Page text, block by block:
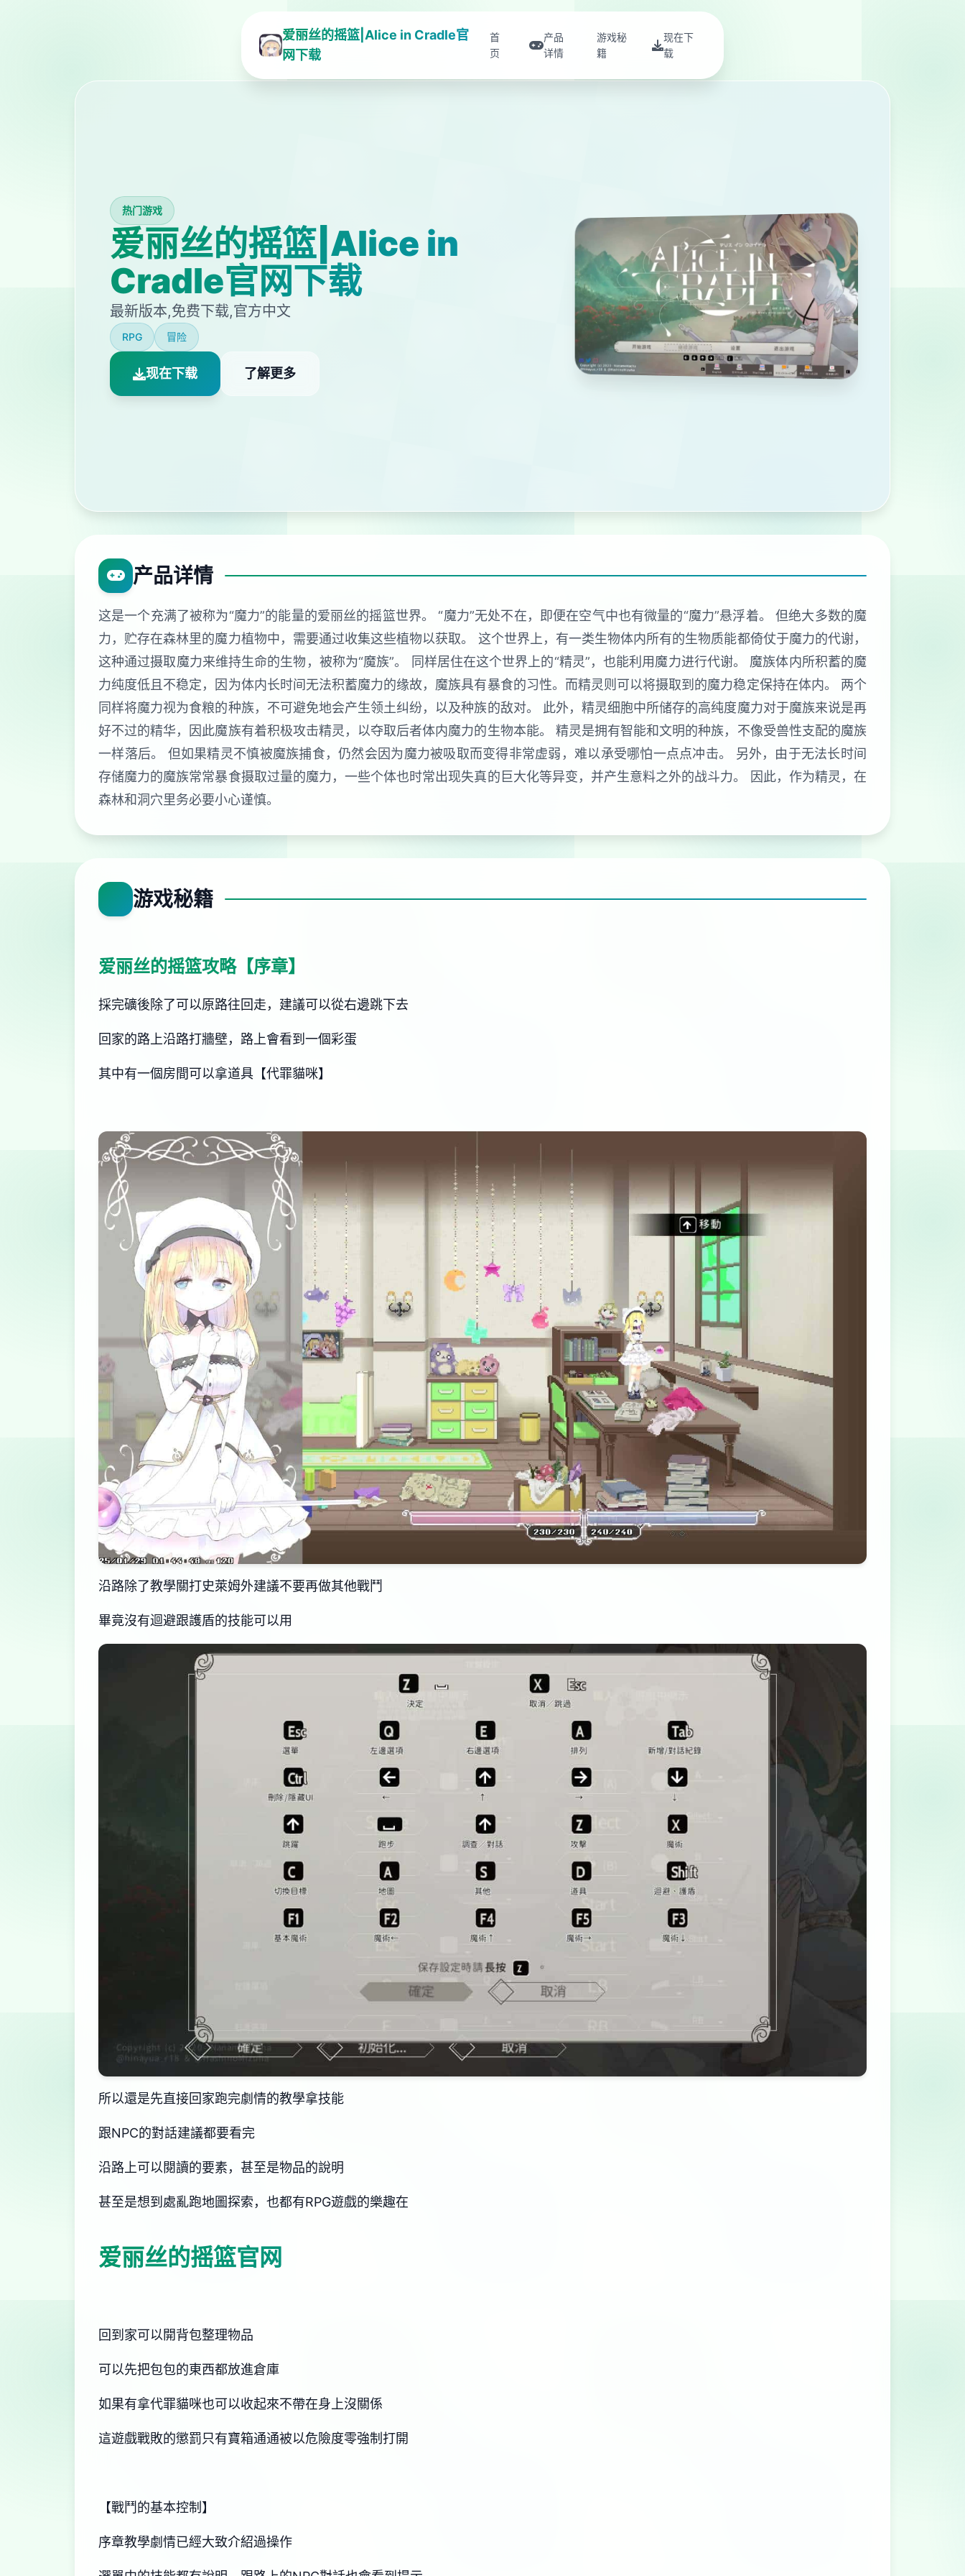
爱丽丝的摇篮|Alice in Cradle官
网下载
首
页
产品
详情
游戏秘
籍
现在下
载
热门游戏
爱丽丝的摇篮|Alice in
Cradle官网下载
最新版本,免费下载,官方中文
RPG 冒险
现在下载 了解更多
产品详情
这是一个充满了被称为“魔力”的能量的爱丽丝的摇篮世界。 “魔力”无处不在，即便在空气中也有微量的“魔力”悬浮着。 但绝大多数的魔
力，贮存在森林里的魔力植物中，需要通过收集这些植物以获取。 这个世界上，有一类生物体内所有的生物质能都倚仗于魔力的代谢，
这种通过摄取魔力来维持生命的生物，被称为“魔族”。 同样居住在这个世界上的“精灵”，也能利用魔力进行代谢。 魔族体内所积蓄的魔
力纯度低且不稳定，因为体内长时间无法积蓄魔力的缘故，魔族具有暴食的习性。而精灵则可以将摄取到的魔力稳定保持在体内。 两个
同样将魔力视为食粮的种族，不可避免地会产生领土纠纷，以及种族的敌对。 此外，精灵细胞中所储存的高纯度魔力对于魔族来说是再
好不过的精华，因此魔族有着积极攻击精灵，以夺取后者体内魔力的生物本能。 精灵是拥有智能和文明的种族，不像受兽性支配的魔族
一样落后。 但如果精灵不慎被魔族捕食，仍然会因为魔力被吸取而变得非常虚弱，难以承受哪怕一点点冲击。 另外，由于无法长时间
存储魔力的魔族常常暴食摄取过量的魔力，一些个体也时常出现失真的巨大化等异变，并产生意料之外的战斗力。 因此，作为精灵，在
森林和洞穴里务必要小心谨慎。
游戏秘籍
爱丽丝的摇篮攻略【序章】
採完礦後除了可以原路往回走，建議可以從右邊跳下去
回家的路上沿路打牆壁，路上會看到一個彩蛋
其中有一個房間可以拿道具【代罪貓咪】
沿路除了教學關打史萊姆外建議不要再做其他戰鬥
畢竟沒有迴避跟護盾的技能可以用
所以還是先直接回家跑完劇情的教學拿技能
跟NPC的對話建議都要看完
沿路上可以閱讀的要素，甚至是物品的說明
甚至是想到處亂跑地圖探索，也都有RPG遊戲的樂趣在
爱丽丝的摇篮官网
回到家可以開背包整理物品
可以先把包包的東西都放進倉庫
如果有拿代罪貓咪也可以收起來不帶在身上沒關係
這遊戲戰敗的懲罰只有寶箱通通被以危險度零強制打開
【戰鬥的基本控制】
序章教學劇情已經大致介紹過操作